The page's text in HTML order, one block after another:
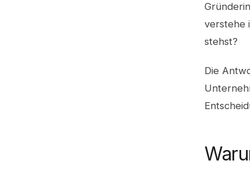
verstehe
stehst?
Die